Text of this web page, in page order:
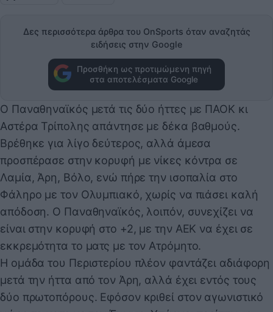
Δες περισσότερα άρθρα του OnSports όταν αναζητάς
ειδήσεις στην Google
Προσθήκη ως προτιμώμενη πηγή
στα αποτελέσματα Google
Ο Παναθηναϊκός μετά τις δύο ήττες με ΠΑΟΚ κι
Αστέρα Τρίπολης απάντησε με δέκα βαθμούς.
Βρέθηκε για λίγο δεύτερος, αλλά άμεσα
προσπέρασε στην κορυφή με νίκες κόντρα σε
Λαμία, Άρη, Βόλο, ενώ πήρε την ισοπαλία στο
Φάληρο με τον Ολυμπιακό, χωρίς να πιάσει καλή
απόδοση. Ο Παναθηναϊκός, λοιπόν, συνεχίζει να
είναι στην κορυφή στο +2, με την ΑΕΚ να έχει σε
εκκρεμότητα το ματς με τον Ατρόμητο.
Η ομάδα του Περιστερίου πλέον φαντάζει αδιάφορη
μετά την ήττα από τον Άρη, αλλά έχει εντός τους
δύο πρωτοπόρους. Εφόσον κριθεί στον αγωνιστικό